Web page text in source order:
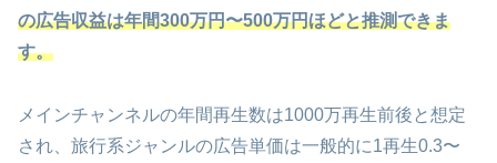
の広告収益は年間300万円〜500万円ほどと推測できま
す。
メインチャンネルの年間再生数は1000万再生前後と想定
され、旅行系ジャンルの広告単価は一般的に1再生0.3〜